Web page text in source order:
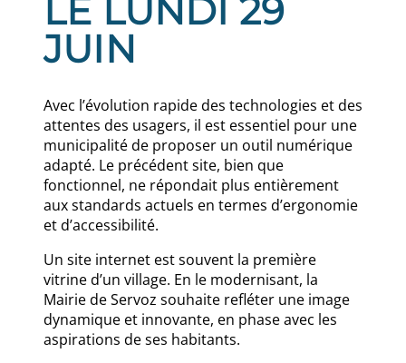
LE LUNDI 29
JUIN
Avec l’évolution rapide des technologies et des
attentes des usagers, il est essentiel pour une
municipalité de proposer un outil numérique
adapté. Le précédent site, bien que
fonctionnel, ne répondait plus entièrement
aux standards actuels en termes d’ergonomie
et d’accessibilité.
Un site internet est souvent la première
vitrine d’un village. En le modernisant, la
Mairie de Servoz souhaite refléter une image
dynamique et innovante, en phase avec les
aspirations de ses habitants.